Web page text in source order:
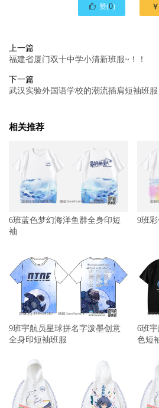
 赞(0) 
上一篇
福建省厦门双十中学小清新班服~！！
下一篇
武汉实验外国语学校的潮流插肩短袖班服
相关推荐
6班蓝色梦幻海洋鱼群全身印短
袖
9班
9班宇航员星球拼名字泼墨创意
全身印短袖班服
6班
色短